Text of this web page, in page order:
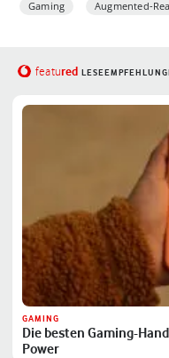
Gaming Augmented-
featured
GAMING
Die besten Gaming-
Power